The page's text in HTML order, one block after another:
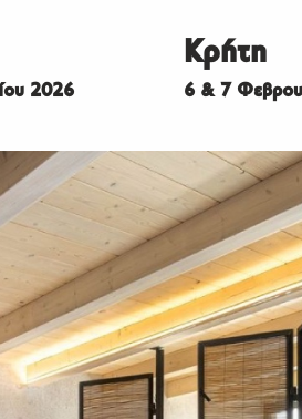
2026
Κρήτη
6 & 7